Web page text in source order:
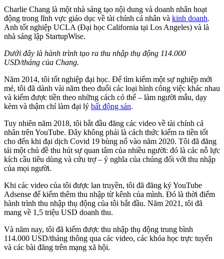
Charlie Chang là một nhà sáng tạo nội dung và doanh nhân hoạt
động trong lĩnh vực giáo dục về tài chính cá nhân và kinh doanh.
Anh tốt nghiệp UCLA (Đại học California tại Los Angeles) và là
nhà sáng lập StartupWise.
Dưới đây là hành trình tạo ra thu nhập thụ động 114.000
USD/tháng của Chang.
Năm 2014, tôi tốt nghiệp đại học. Để tìm kiếm một sự nghiệp mới
mẻ, tôi đã dành vài năm theo đuổi các loại hình công việc khác nhau
và kiếm được tiền theo những cách có thể – làm người mẫu, dạy
kèm và thậm chí làm đại lý bất động sản.
Tuy nhiên năm 2018, tôi bắt đầu đăng các video về tài chính cá
nhân trên YouTube. Đây không phải là cách thức kiếm ra tiền tốt
cho đến khi đại dịch Covid 19 bùng nổ vào năm 2020. Tôi đã đăng
tải một chủ đề thu hút sự quan tâm của nhiều người: đó là các nỗ lực
kích cầu tiêu dùng và cứu trợ – ý nghĩa của chúng đối với thu nhập
của mọi người.
Khi các video của tôi được lan truyền, tôi đã đăng ký YouTube
Adsense để kiếm thêm thu nhập từ kênh của mình. Đó là thời điểm
hành trình thu nhập thụ động của tôi bắt đầu. Năm 2021, tôi đã
mang về 1,5 triệu USD doanh thu.
Và năm nay, tôi đã kiếm được thu nhập thụ động trung bình
114.000 USD/tháng thông qua các video, các khóa học trực tuyến
và các bài đăng trên mạng xã hội.